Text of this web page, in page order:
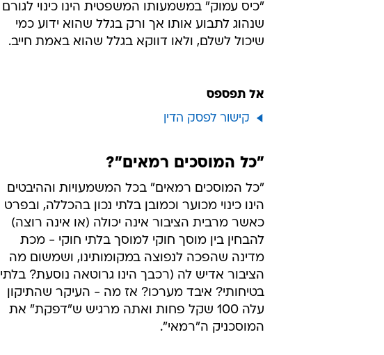
"כיס עמוק" במשמעותו המשפטית הינו כינוי לגורם
שנהוג לתבוע אותו אך ורק בגלל שהוא ידוע כמי
שיכול לשלם, ולאו דווקא בגלל שהוא באמת חייב.
אל תפספס
קישור לפסק הדין
"כל המוסכים רמאים"?
"כל המוסכים רמאים" בכל המשמעויות וההיבטים
הינו כינוי מכוער וכמובן בלתי נכון בהכללה, ובפרט
כאשר מרבית הציבור אינה יכולה (או אינה רוצה)
להבחין בין מוסך חוקי למוסך בלתי חוקי - מכת
מדינה שהפכה לנפוצה במקומותינו, ושמשום מה
הציבור אדיש לה (רכבך הינו גרוטאה נוסעת? בלתי
בטיחותי? איבד מערכו? אז מה - העיקר שהתיקון
עלה 100 שקל פחות ואתה מרגיש ש"דפקת" את
המוסכניק ה"רמאי".